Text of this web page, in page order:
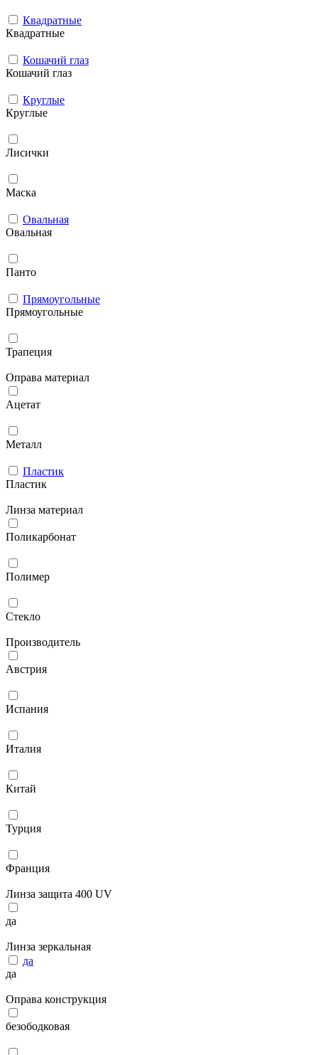
Квадратные
Квадратные
Кошачий глаз
Кошачий глаз
Круглые
Круглые
Лисички
Маска
Овальная
Овальная
Панто
Прямоугольные
Прямоугольные
Трапеция
Оправа материал
Ацетат
Металл
Пластик
Пластик
Линза материал
Поликарбонат
Полимер
Стекло
Производитель
Австрия
Испания
Италия
Китай
Турция
Франция
Линза защита 400 UV
да
Линза зеркальная
да
да
Оправа конструкция
безободковая